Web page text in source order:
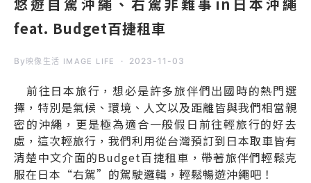
feat. Budget百捷租車
By 映像生活 IMAGE LIFE 2023-11-03
前往日本旅行，想必是許多旅伴們出國時的熱門選
擇，特別是氣候、環境、人文以及距離皆與我們相當親
密的沖繩，更是極為適合一般假日前往輕旅行的好去
處，這次輕旅行，我們利用從台灣預訂到日本取車皆有
清楚中文介面的Budget百捷租車，帶著旅伴們輕鬆克
服在日本“右駕”的駕駛邏輯，輕鬆暢遊沖繩吧！